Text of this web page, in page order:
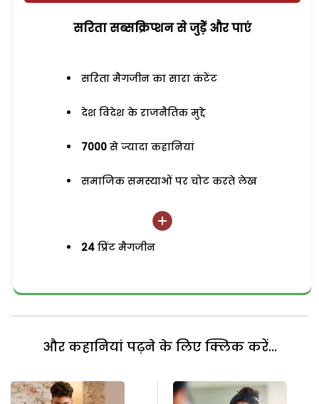
सरिता सब्सक्रिप्शन से जुड़ेें और पाएं
सरिता मैगजीन का सारा कंटेंट
देश विदेश के राजनैतिक मुद्दे
7000 से ज्यादा कहानियां
समाजिक समस्याओं पर चोट करते लेख
24 प्रिंट मैगजीन
और कहानियां पढ़ने के लिए क्लिक करें...